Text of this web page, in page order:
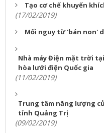
Tạo cơ chế khuyến
(17/02/2019)
Mối nguy từ 'bán non'
Nhà máy Điện mặt trời
hòa lưới điện Quốc gia
(11/02/2019)
Trung tâm năng lượng
tỉnh Quảng Trị
(09/02/2019)